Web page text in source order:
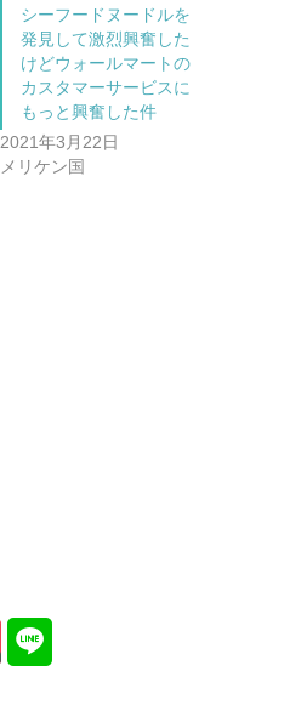
シーフードヌードルを
発見して激烈興奮した
けどウォールマートの
カスタマーサービスに
もっと興奮した件
2021年3月22日
メリケン国